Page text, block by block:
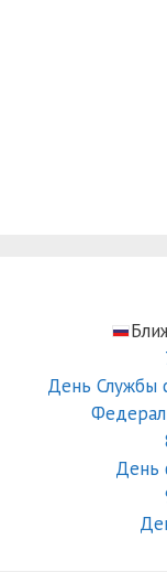
День Службы
День